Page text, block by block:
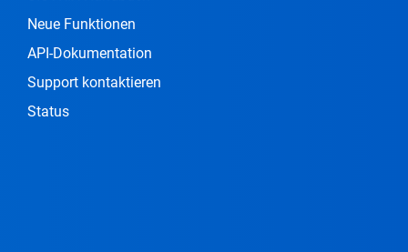
Neue Funktionen
API-Dokumentation
Support kontaktieren
Status